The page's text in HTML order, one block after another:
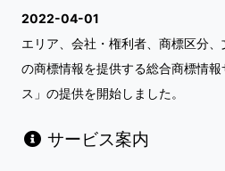
2022-04-01
エリア、会社・権利者、商標区分
の商標情報を提供する総合商標情
ス」の提供を開始しました。
サービス案内